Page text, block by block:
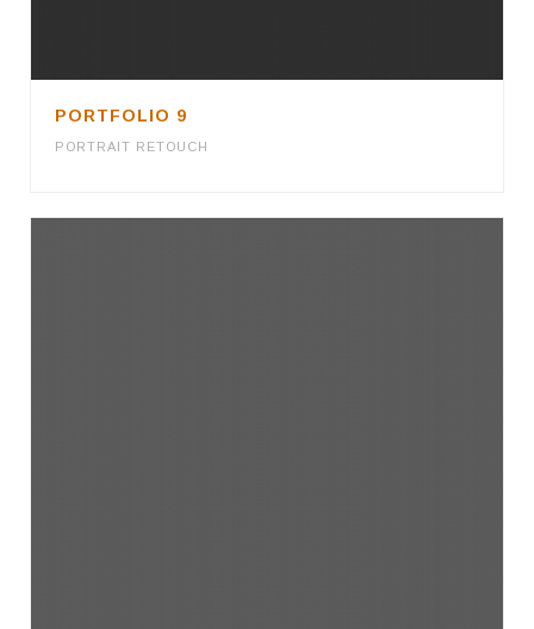
PORTFOLIO 9
PORTRAIT RETOUCH